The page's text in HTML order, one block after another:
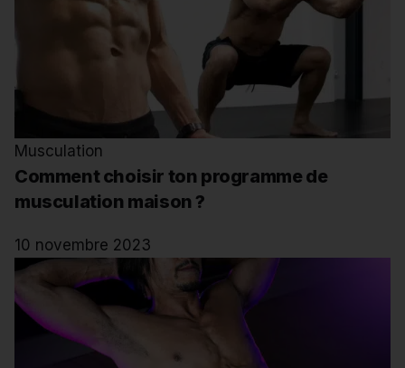
Musculation
Comment choisir ton programme de
musculation maison ?
10 novembre 2023